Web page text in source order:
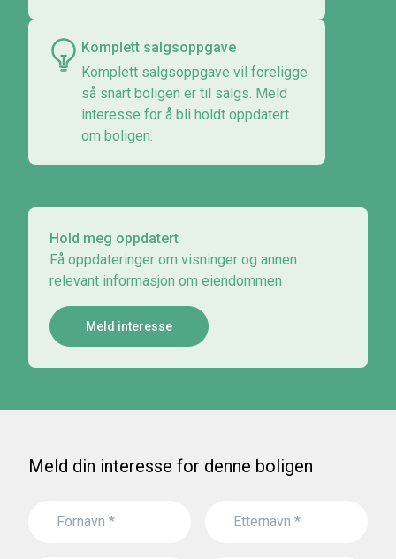
Komplett salgsoppgave
Komplett salgsoppgave vil foreligge
så snart boligen er til salgs. Meld
interesse for å bli holdt oppdatert
om boligen.
Hold meg oppdatert
Få oppdateringer om visninger og annen
relevant informasjon om eiendommen
Meld interesse
Meld din interesse for denne boligen